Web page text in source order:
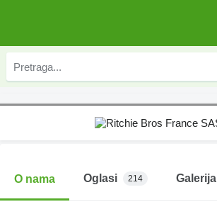
O nama Oglasi 214 Galerija